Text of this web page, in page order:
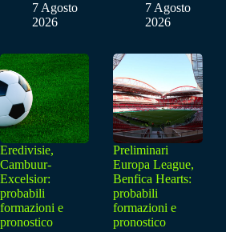
7 Agosto
2026
7 Agosto
2026
Eredivisie,
Cambuur-
Excelsior:
probabili
formazioni e
pronostico
Preliminari
Europa League,
Benfica Hearts:
probabili
formazioni e
pronostico